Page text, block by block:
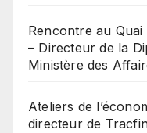
Rencontre au Quai
– Directeur de la
Ministère des
Ateliers de
directeur de